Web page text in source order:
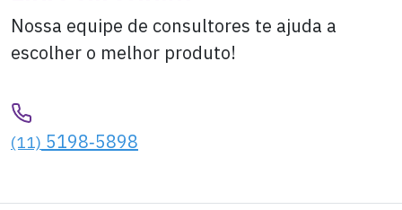
Nossa equipe de consultores te ajuda a
escolher o melhor produto!
(11) 5198‑5898